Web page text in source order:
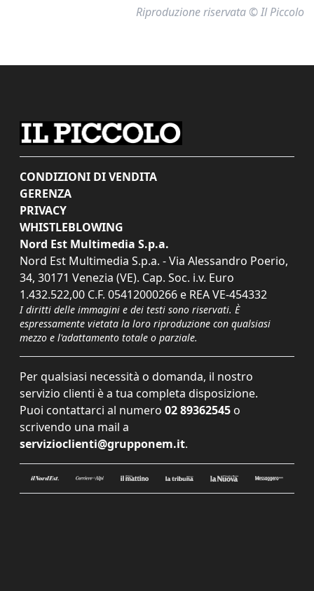
Riproduzione riservata © Il Piccolo
CONDIZIONI DI VENDITA
GERENZA
PRIVACY
WHISTLEBLOWING
Nord Est Multimedia S.p.a.
Nord Est Multimedia S.p.a. - Via Alessandro Poerio,
34, 30171 Venezia (VE). Cap. Soc. i.v. Euro
1.432.522,00 C.F. 05412000266 e REA VE-454332
I diritti delle immagini e dei testi sono riservati. È
espressamente vietata la loro riproduzione con qualsiasi
mezzo e l'adattamento totale o parziale.
Per qualsiasi necessità o domanda, il nostro
servizio clienti è a tua completa disposizione.
Puoi contattarci al numero 02 89362545 o
scrivendo una mail a
servizioclienti@grupponem.it.